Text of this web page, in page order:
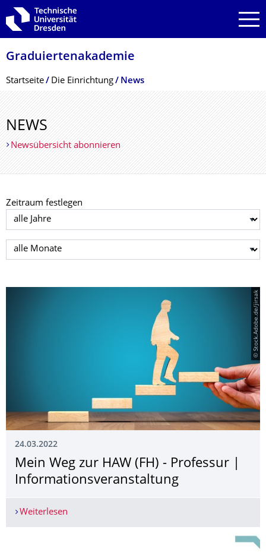
Zur Hauptnavigation springen
Zur Suche springen
Zum Inhalt springen
Graduiertenakade­mie
Breadcrumb-Menü
Startseite Die Einrichtung News
NEWS
Newsübersicht abonnieren
Zeitraum festlegen
Jahr auswählen
Monat auswählen
© Stock.Adobe.de/jirsak
24.03.2022
Mein Weg zur HAW (FH) - Professur |
Informationsveran­staltung
Weiterlesen